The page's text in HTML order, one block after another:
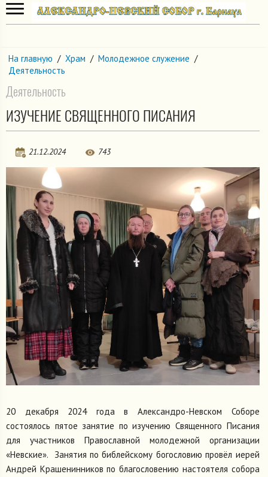
На главную / Храм / Молодежное служение /
Деятельность
Деятельность
ИЗУЧЕНИЕ СВЯЩЕННОГО ПИСАНИЯ
21.12.2024 743
20 декабря 2024 года в Александро-Невском Соборе
состоялось пятое занятие по изучению Священного Писания
для участников Православной молодежной организации
«Невские». Занятия по библейскому богословию провёл иерей
Андрей Крашенинников по благословению настоятеля собора